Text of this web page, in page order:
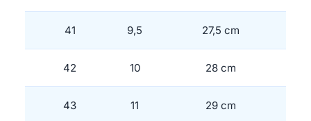
41 9,5 27,5 cm
42 10 28 cm
43 11 29 cm